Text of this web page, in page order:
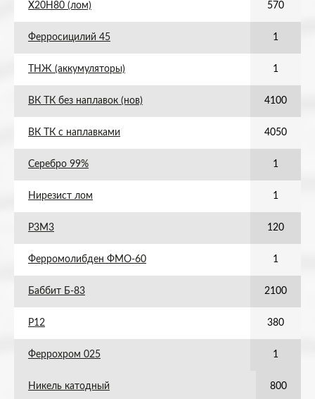
Х20Н80 (лом) 570
Ферросицилий 45 1
ТНЖ (аккумуляторы) 1
ВК ТК без наплавок (нов) 4100
ВК ТК с наплавками 4050
Серебро 99% 1
Нирезист лом 1
Р3М3 120
Ферромолибден ФМО-60 1
Баббит Б-83 2100
Р12 380
Феррохром 025 1
Никель катодный 800